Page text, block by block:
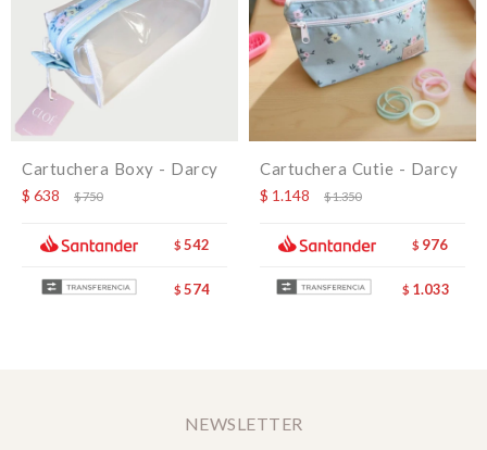
Cartuchera Boxy - Darcy
$ 638 $750
$ 542
$ 574
Cartuchera Cutie - Darcy
$ 1.148 $1.350
$ 976
$ 1.033
NEWSLETTER